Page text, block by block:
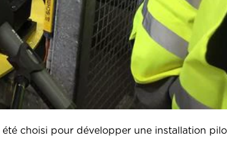
choisi pour développer une installation